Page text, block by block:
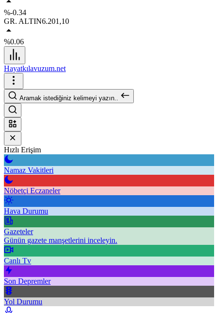
%-0.34
GR. ALTIN6.201,10
%0.06
Hayatkılavuzum.net
Aramak istediğiniz kelimeyi yazın..
Hızlı Erişim
Namaz Vakitleri
Nöbetçi Eczaneler
Hava Durumu
Gazeteler
Günün gazete manşetlerini inceleyin.
Canlı Tv
Son Depremler
Yol Durumu